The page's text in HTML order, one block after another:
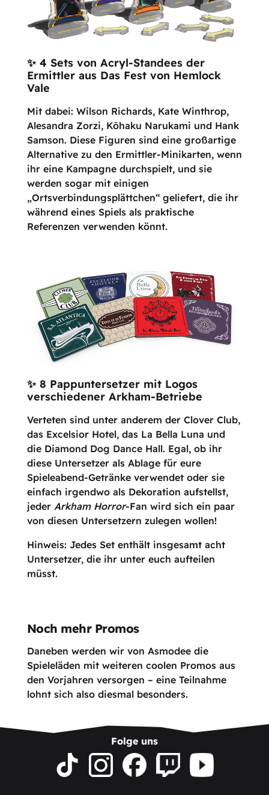
✨ 4 Sets von Acryl-Standees der
Ermittler aus Das Fest von Hemlock
Vale
Mit dabei: Wilson Richards, Kate Winthrop,
Alesandra Zorzi, Kōhaku Narukami und Hank
Samson. Diese Figuren sind eine großartige
Alternative zu den Ermittler-Minikarten, wenn
ihr eine Kampagne durchspielt, und sie
werden sogar mit einigen
„Ortsverbindungsplättchen“ geliefert, die ihr
während eines Spiels als praktische
Referenzen verwenden könnt.
✨ 8 Pappuntersetzer mit Logos
verschiedener Arkham-Betriebe
Verteten sind unter anderem der Clover Club,
das Excelsior Hotel, das La Bella Luna und
die Diamond Dog Dance Hall. Egal, ob ihr
diese Untersetzer als Ablage für eure
Spieleabend-Getränke verwendet oder sie
einfach irgendwo als Dekoration aufstellst,
jeder Arkham Horror-Fan wird sich ein paar
von diesen Untersetzern zulegen wollen!
Hinweis: Jedes Set enthält insgesamt acht
Untersetzer, die ihr unter euch aufteilen
müsst.
Noch mehr Promos
Daneben werden wir von Asmodee die
Spieleläden mit weiteren coolen Promos aus
den Vorjahren versorgen – eine Teilnahme
lohnt sich also diesmal besonders.
Folge uns